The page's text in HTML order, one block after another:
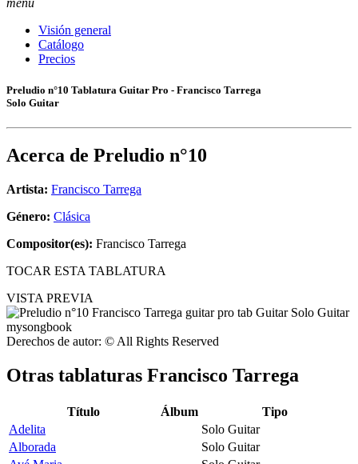
menu
Visión general
Catálogo
Precios
Preludio n°10 Tablatura Guitar Pro - Francisco Tarrega
Solo Guitar
Acerca de Preludio n°10
Artista: Francisco Tarrega
Género: Clásica
Compositor(es): Francisco Tarrega
TOCAR ESTA TABLATURA
VISTA PREVIA
Derechos de autor: © All Rights Reserved
Otras tablaturas Francisco Tarrega
Título Álbum
Tipo
Adelita
Solo Guitar
Alborada
Solo Guitar